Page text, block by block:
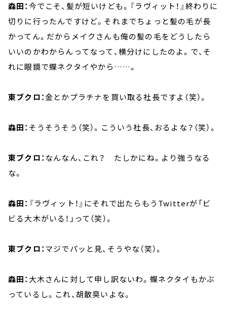
森田：今でこそ、髪が短いけども。『ラヴィット！』終わりに
切りに行ったんですけど。それまでちょっと髪の毛が長
かってん。だからメイクさんも俺の髪の毛をどうしたら
いいのかわからんってなって、横分けにしたのよ。で、そ
れに眼鏡で蝶ネクタイやから……。
東ブクロ：金とかプラチナを買い取る社長ですよ（笑）。
森田： そうそうそう（笑）。こういう社長、おるよな？（笑）。
東ブクロ： なんなん、これ？ たしかにね。より強うなる
な。
森田： 『ラヴィット！』にそれで出たらもうTwitterが「ビ
ビる大木がいる！」って（笑）。
東ブクロ：マジでパッと見、そうやな（笑）。
森田： 大木さんに対して申し訳ないわ。蝶ネクタイもかぶ
っているし。これ、胡散臭いよな。